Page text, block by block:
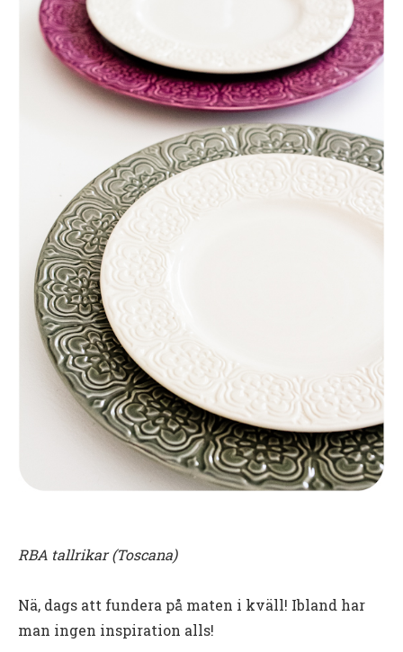
RBA tallrikar (Toscana)
Nä, dags att fundera på maten i kväll! Ibland har
man ingen inspiration alls!